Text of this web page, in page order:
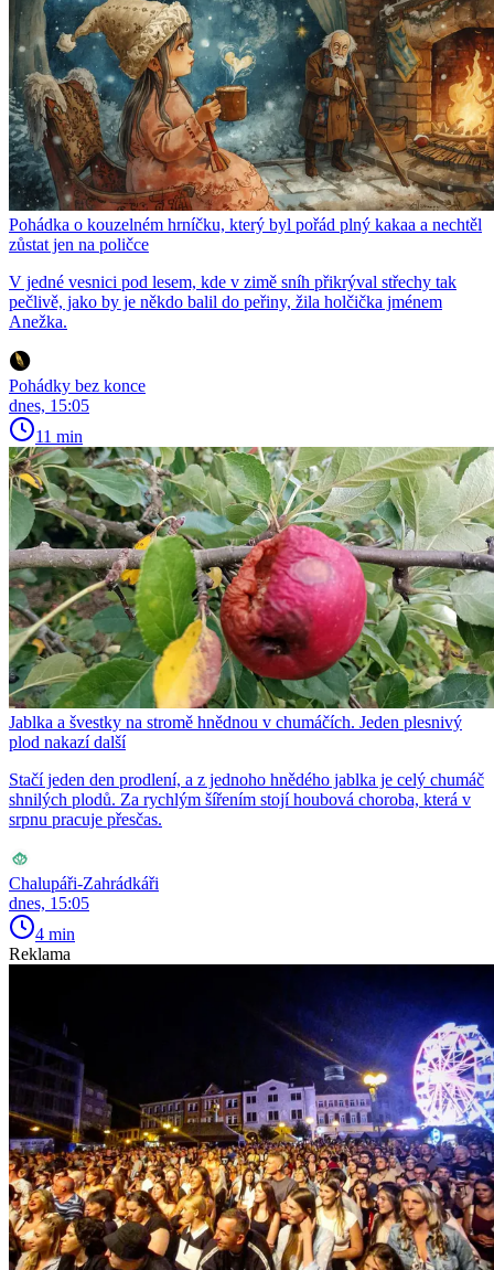
Pohádka o kouzelném hrníčku, který byl pořád plný kakaa a nechtěl
zůstat jen na poličce
V jedné vesnici pod lesem, kde v zimě sníh přikrýval střechy tak
pečlivě, jako by je někdo balil do peřiny, žila holčička jménem
Anežka.
Pohádky bez konce
dnes, 15:05
11 min
Jablka a švestky na stromě hnědnou v chumáčích. Jeden plesnivý
plod nakazí další
Stačí jeden den prodlení, a z jednoho hnědého jablka je celý chumáč
shnilých plodů. Za rychlým šířením stojí houbová choroba, která v
srpnu pracuje přesčas.
Chalupáři-Zahrádkáři
dnes, 15:05
4 min
Reklama